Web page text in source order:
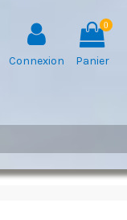
Connexion
0
Panier